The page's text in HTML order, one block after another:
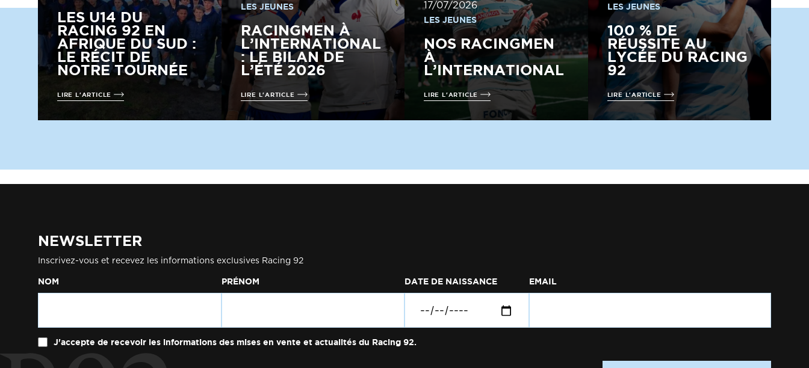
LES U14 DU
RACING 92 EN
AFRIQUE DU SUD :
LE RÉCIT DE
NOTRE TOURNÉE
LIRE L'ARTICLE
LES JEUNES
RACINGMEN À
L’INTERNATIONAL
: LE BILAN DE
L’ÉTÉ 2026
LIRE L'ARTICLE
17/07/2026
LES JEUNES
NOS RACINGMEN
À
L’INTERNATIONAL
LIRE L'ARTICLE
LES JEUNES
100 % DE
RÉUSSITE AU
LYCÉE DU RACING
92
LIRE L'ARTICLE
NEWSLETTER
Inscrivez-vous et recevez les informations exclusives Racing 92
NOM PRÉNOM DATE DE NAISSANCE EMAIL
J'accepte de recevoir les informations des mises en vente et actualités du Racing 92.